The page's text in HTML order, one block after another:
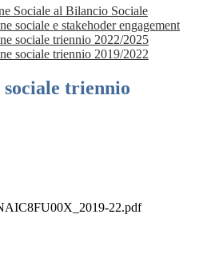
Sociale al Bilancio Sociale
sociale e stakehoder engagement
sociale triennio 2022/2025
sociale triennio 2019/2022
triennio
22.pdf